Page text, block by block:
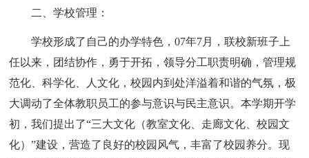
二、学校管理：
学校形成了自己的办学特色，07年7月，联校新班子上
任以来，团结协作，勇于开拓，领导分工职责明确，管理规
范化、科学化、人文化，校园内到处洋溢着和谐的气氛，极
大调动了全体教职员工的参与意识与民主意识。本学期开学
初，我们提出了“三大文化（教室文化、走廊文化、校园文
化）”建设，营造了良好的校园风气，丰富了校园养分。现